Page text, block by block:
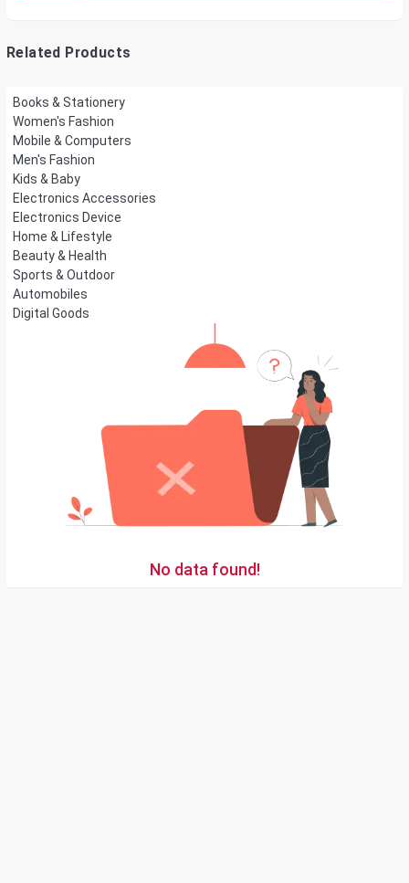
Related Products
Books & Stationery
Women's Fashion
Mobile & Computers
Men's Fashion
Kids & Baby
Electronics Accessories
Electronics Device
Home & Lifestyle
Beauty & Health
Sports & Outdoor
Automobiles
Digital Goods
No data found!